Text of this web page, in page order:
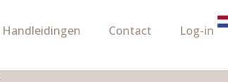
Handleidingen Contact Log-in